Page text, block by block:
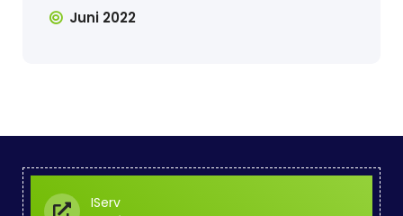
Juni 2022
IServ